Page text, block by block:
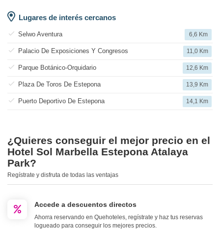
Lugares de interés cercanos
Selwo Aventura 6,6 Km
Palacio De Exposiciones Y Congresos 11,0 Km
Parque Botánico-Orquidario 12,6 Km
Plaza De Toros De Estepona 13,9 Km
Puerto Deportivo De Estepona 14,1 Km
¿Quieres conseguir el mejor precio en el
Hotel Sol Marbella Estepona Atalaya
Park?
Regístrate y disfruta de todas las ventajas
Accede a descuentos directos
Ahorra reservando en Quehoteles, regístrate y haz tus reservas
logueado para conseguir los mejores precios.